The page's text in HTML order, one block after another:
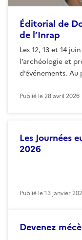
Éditorial de
de l’Inrap
Les 12, 13 et 14
l’archéologie et
d’événements. Au
Publié le28 avril 2026
Les Journées
2026
Publié le13 janvier
Devenez